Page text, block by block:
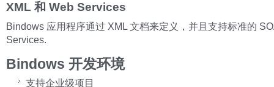
XML 和 Web Services
Bindows 应用程序通过 XML 文档来定义，并且支持标准的
Services.
Bindows 开发环境
支持企业级项目